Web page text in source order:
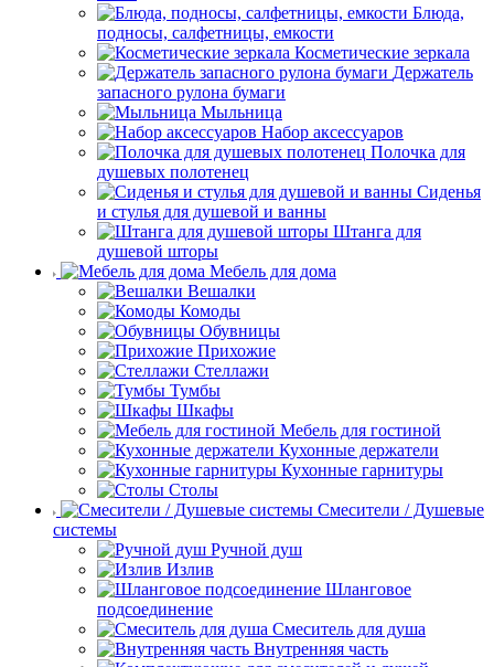
Блюда,
подносы, салфетницы, емкости
Косметические зеркала
Держатель
запасного рулона бумаги
Мыльница
Набор аксессуаров
Полочка для
душевых полотенец
Сиденья
и стулья для душевой и ванны
Штанга для
душевой шторы
Мебель для дома
Вешалки
Комоды
Обувницы
Прихожие
Стеллажи
Тумбы
Шкафы
Мебель для гостиной
Кухонные держатели
Кухонные гарнитуры
Столы
Смесители / Душевые
системы
Ручной душ
Излив
Шланговое
подсоединение
Смеситель для душа
Внутренняя часть